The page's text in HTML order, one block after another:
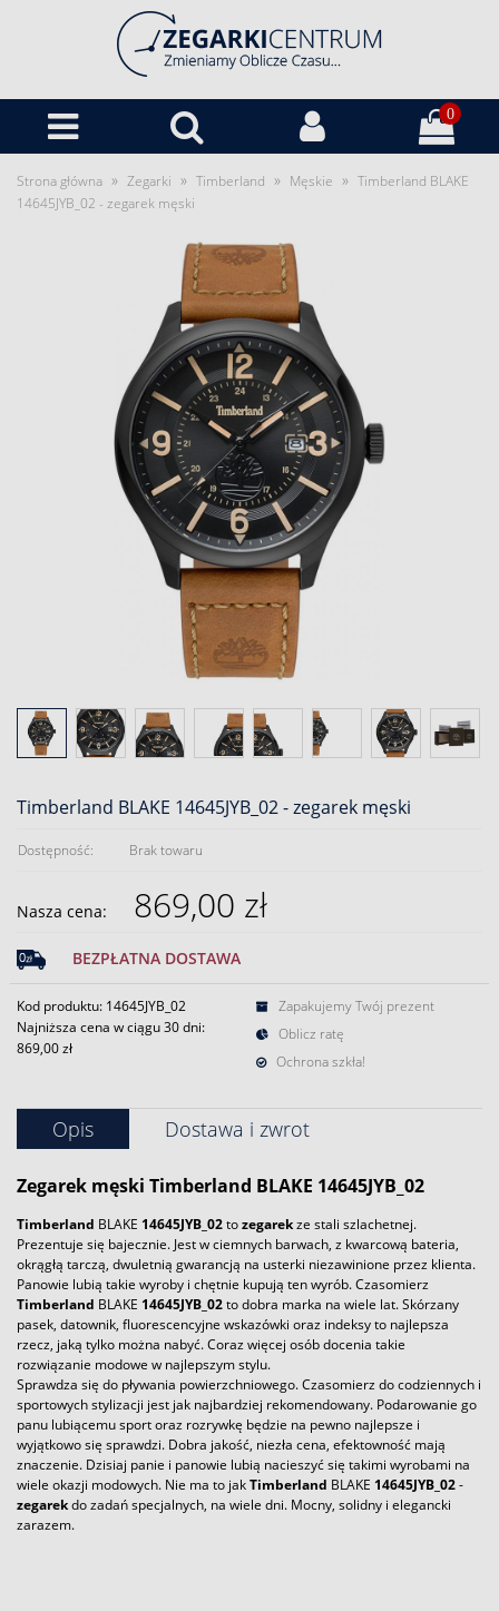
0
Strona główna » Zegarki » Timberland » Męskie » Timberland BLAKE
14645JYB_02 - zegarek męski
Timberland BLAKE 14645JYB_02 - zegarek męski
Dostępność: Brak towaru
Nasza cena: 869,00 zł
BEZPŁATNA DOSTAWA
Kod produktu: 14645JYB_02
Najniższa cena w ciągu 30 dni:
869,00 zł
Zapakujemy Twój prezent
Oblicz ratę
Ochrona szkła!
Opis Dostawa i zwrot
Zegarek męski Timberland BLAKE 14645JYB_02
Timberland BLAKE 14645JYB_02tozegarekze stali szlachetnej.
Prezentuje się bajecznie. Jest w ciemnych barwach, z kwarcową bateria,
okrągłą tarczą, dwuletnią gwarancją na usterki niezawinione przez klienta.
Panowie lubią takie wyroby i chętnie kupują ten wyrób. Czasomierz
Timberland BLAKE 14645JYB_02to dobra marka na wiele lat. Skórzany
pasek, datownik, fluorescencyjne wskazówki oraz indeksy to najlepsza
rzecz, jaką tylko można nabyć. Coraz więcej osób docenia takie
rozwiązanie modowe w najlepszym stylu.
Sprawdza się do pływania powierzchniowego. Czasomierz do codziennych i
sportowych stylizacji jest jak najbardziej rekomendowany. Podarowanie go
panu lubiącemu sport oraz rozrywkę będzie na pewno najlepsze i
wyjątkowo się sprawdzi. Dobra jakość, niezła cena, efektowność mają
znaczenie. Dzisiaj panie i panowie lubią nacieszyć się takimi wyrobami na
wiele okazji modowych. Nie ma to jakTimberland BLAKE 14645JYB_02-
zegarekdo zadań specjalnych, na wiele dni. Mocny, solidny i elegancki
zarazem.